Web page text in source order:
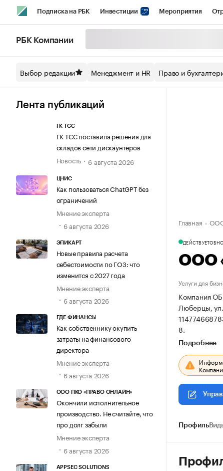
Подписка на РБК Инвестиции Мероприятия
Спецпроекты СПб Конференции СПб Спецпроекты
Технологии и медиа
РБК Компании
Выбор редакции Менеджмент и HR Право и
Лента публикаций
ГК ТСС
ГК ТСС поставила решения для
складов сети дискаунтеров
Новость
6 августа 2026
ЦНИС
Как пользоваться ChatGPT без
ограничений
Мнение эксперта
6 августа 2026
ЭПИКАРТ
Новые правила расчета
себестоимости по ГОЗ: что
изменится с 2027 года
Мнение эксперта
6 августа 2026
ГДЕ ФИНАНСЫ
Как собственнику окупить
затраты на финансового
директора
Мнение эксперта
6 августа 2026
ООО ПКО «ПРАВО ОНЛАЙН»
Окончили исполнительное
производство. Не считайте, что
про долг забыли
Мнение эксперта
6 августа 2026
APPSEC SOLUTIONS
Главная
ДЕЙСТВУЕТ
ООО
Услуги для
Компания
Люберцы,
8.
Подробнее
Профиль